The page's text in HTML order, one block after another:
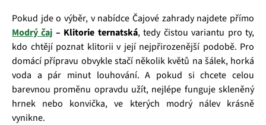
Pokud jde o výběr, v nabídce Čajové zahrady najdete přímo
Modrý čaj – Klitorie ternatská, tedy čistou variantu pro ty,
kdo chtějí poznat klitorii v její nejpřirozenější podobě. Pro
domácí přípravu obvykle stačí několik květů na šálek, horká
voda a pár minut louhování. A pokud si chcete celou
barevnou proměnu opravdu užít, nejlépe funguje skleněný
hrnek nebo konvička, ve kterých modrý nálev krásně
vynikne.